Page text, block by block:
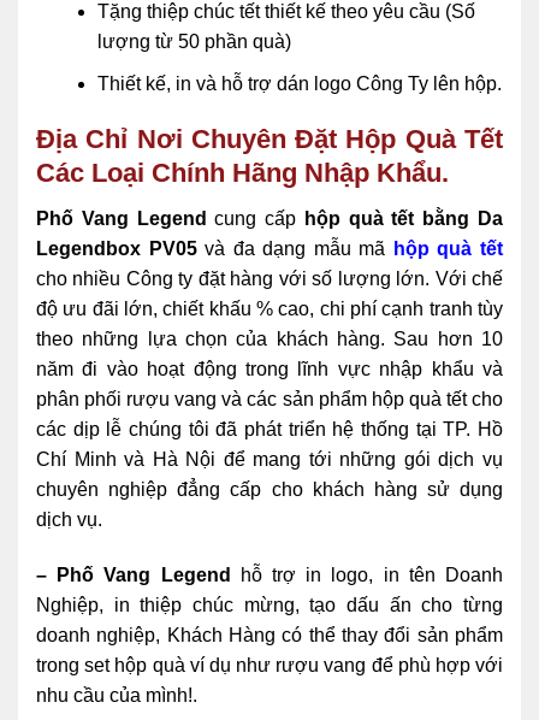
Tặng thiệp chúc tết thiết kế theo yêu cầu (Số
lượng từ 50 phần quà)
Thiết kế, in và hỗ trợ dán logo Công Ty lên hộp.
Địa Chỉ Nơi Chuyên Đặt Hộp Quà Tết
Các Loại Chính Hãng Nhập Khẩu.
Phố Vang Legend cung cấp hộp quà tết bằng Da
Legendbox PV05và đa dạng mẫu mã
hộp quà tết
cho nhiều Công ty đặt hàng với số lượng lớn. Với chế
độ ưu đãi lớn, chiết khấu % cao, chi phí cạnh tranh tùy
theo những lựa chọn của khách hàng. Sau hơn 10
năm đi vào hoạt động trong lĩnh vực nhập khẩu và
phân phối rượu vang và các sản phẩm hộp quà tết cho
các dịp lễ chúng tôi đã phát triển hệ thống tại TP. Hồ
Chí Minh và Hà Nội để mang tới những gói dịch vụ
chuyên nghiệp đẳng cấp cho khách hàng sử dụng
dịch vụ.
– Phố Vang Legend
hỗ trợ in logo, in tên Doanh
Nghiệp, in thiệp chúc mừng, tạo dấu ấn cho từng
doanh nghiệp, Khách Hàng có thể thay đổi sản phẩm
trong set hộp quà ví dụ như rượu vang để phù hợp với
nhu cầu của mình!.